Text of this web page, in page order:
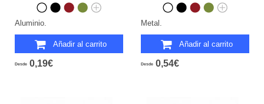
Aluminio.
Añadir al carrito
Desde 0,19€
Metal.
Añadir al carrito
Desde 0,54€